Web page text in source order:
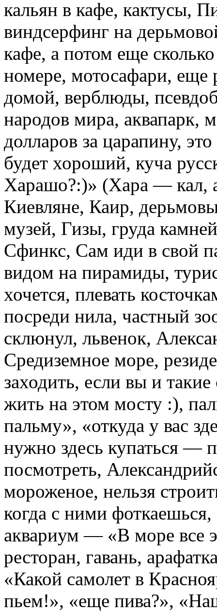
кальян в кафе, кактусы,
виндсерфинг на
кафе, а потом еще
номере, мотосафари,
домой, верблюды,
народов мира, аквапарк,
долларов за царапину,
будет хороший, куча
Харашо?:)» (Хара — кал,
Киевляне, Каир,
музей, Гизы, груда
Сфинкс, Сам иди в свой
видом на пирамиды,
хочется, плевать
посреди нила, частный
склюнул, львенок,
Средиземное море,
заходить, если вы и
жить на этом мосту :),
пальму», «откуда у вас
нужно здесь купаться —
посмотреть,
мороженое, нельзя
когда с ними
аквариум — «В море все
ресторан, гавань,
«Какой самолет в
пьем!», «еще пива?»,